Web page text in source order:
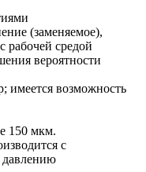
(заменяемое),
рабочей средой
вероятности
имеется возможность
150 мкм.
с
давлению